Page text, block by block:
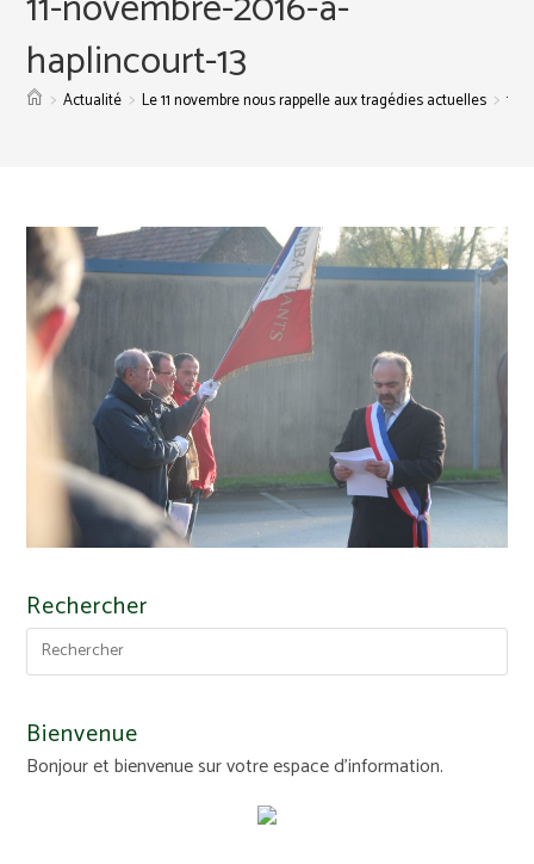
haplincourt-13
> Actualité > Le 11 novembre nous rappelle aux tragédies actuelles > 11-
Rechercher
Bienvenue
Bonjour et bienvenue sur votre espace d'information.